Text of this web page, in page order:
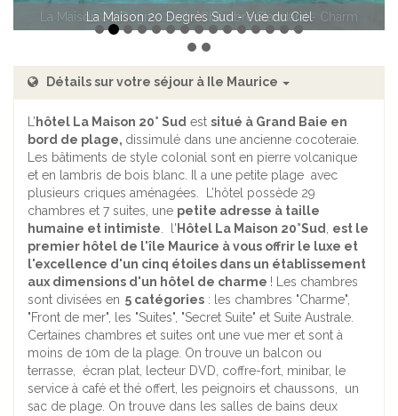
La Maison 20 Degrès Sud - Chambre Standard - Charm
Détails sur votre séjour à Ile Maurice
L’ hôtel La Maison 20° Sud est situé à Grand Baie en
bord de plage, dissimulé dans une ancienne cocoteraie.
Les bâtiments de style colonial sont en pierre volcanique
et en lambris de bois blanc. Il a une petite plage avec
plusieurs criques aménagées. L’hôtel possède 29
chambres et 7 suites, une petite adresse à taille
humaine et intimiste. l' Hôtel La Maison 20°Sud, est le
premier hôtel de l'île Maurice à vous offrir le luxe et
l'excellence d'un cinq étoiles dans un établissement
aux dimensions d'un hôtel de charme ! Les chambres
sont divisées en 5 catégories : les chambres "Charme",
"Front de mer", les "Suites", "Secret Suite" et Suite Australe.
Certaines chambres et suites ont une vue mer et sont à
moins de 10m de la plage. On trouve un balcon ou
terrasse, écran plat, lecteur DVD, coffre-fort, minibar, le
service à café et thé offert, les peignoirs et chaussons, un
sac de plage. On trouve dans les salles de bains deux